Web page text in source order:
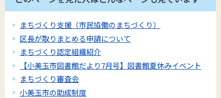
まちづくり支援（市民協働のまちづくり）
区長が取りまとめる申請について
まちづくり認定組織紹介
【小美玉市図書館だより7月号】図書館夏休みイベント
まちづくり審査会
小美玉市の助成制度